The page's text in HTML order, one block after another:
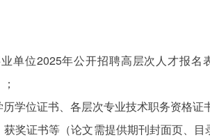
单位2025年公开招聘高层次人才报
学位证书、各层次专业技术职务资格证
获奖证书等（论文需提供期刊封面页、